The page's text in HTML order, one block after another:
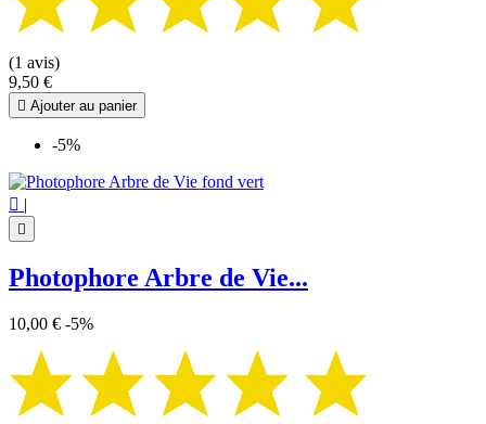
(1 avis)
9,50 €
 Ajouter au panier
-5%
 |

Photophore Arbre de Vie...
10,00 € -5%